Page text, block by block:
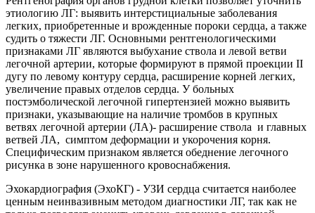
этиологию ЛГ: выявить интерстициальные заболевания
легких, приобретенные и врожденные пороки сердца, а также
судить о тяжести ЛГ. Основными рентгенологическими
признаками ЛГ являются выбухание ствола и левой ветви
легочной артерии, которые формируют в прямой проекции II
дугу по левому контуру сердца, расширение корней легких,
увеличение правых отделов сердца. У больных
постэмболической легочной гипертензией можно выявить
признаки, указывающие на наличие тромбов в крупных
ветвях легочной артерии (ЛА)- расширение ствола и главных
ветвей ЛА, симптом деформации и укорочения корня.
Специфическим признаком является обеднение легочного
рисунка в зоне нарушенного кровоснабжения.
Эхокардиография (ЭхоКГ) - УЗИ сердца считается наиболее
ценным неинвазивным методом диагностики ЛГ, так как не